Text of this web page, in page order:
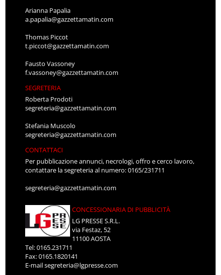
Arianna Papalia
a.papalia@gazzettamatin.com
Thomas Piccot
t.piccot@gazzettamatin.com
Fausto Vassoney
f.vassoney@gazzettamatin.com
SEGRETERIA
Roberta Prodoti
segreteria@gazzettamatin.com
Stefania Muscolo
segreteria@gazzettamatin.com
CONTATTACI
Per pubblicazione annunci, necrologi, offro e cerco lavoro,
contattare la segreteria al numero: 0165/231711
segreteria@gazzettamatin.com
CONCESSIONARIA DI PUBBLICITÀ
LG PRESSE S.R.L.
via Festaz, 52
11100 AOSTA
Tel: 0165.231711
Fax: 0165.1820141
E-mailsegreteria@lgpresse.com